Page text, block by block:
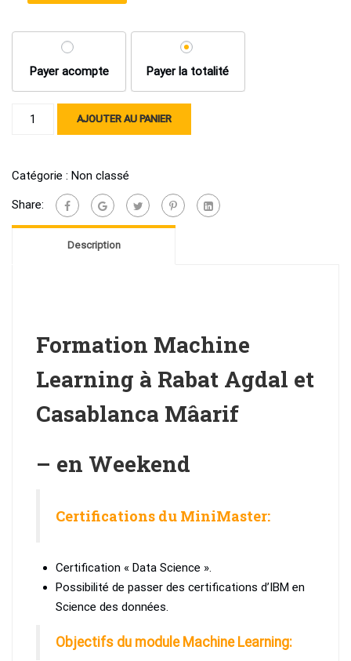
Payer acompte Payer la totalité
quantité
Machine
à
Rabat
AJOUTER AU PANIER
Catégorie : Non classé
Share:
Description
Formation Machine
Learning à Rabat Agdal et
Casablanca Mâarif
– en Weekend
Certifications du MiniMaster:
Certification « Data Science ».
Possibilité de passer des certifications d’IBM en
Science des données.
Objectifs du module Machine Learning: